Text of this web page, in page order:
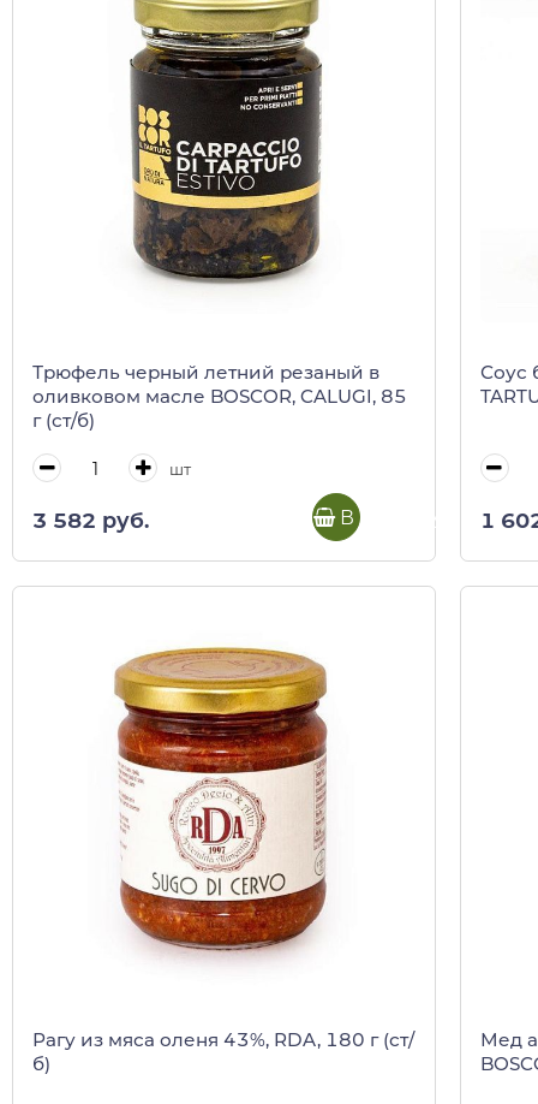
Трюфель черный летний резаный в
оливковом масле BOSCOR, CALUGI, 85
г (ст/б)
шт
3 582 руб. В корзину
Соус
1
Рагу из мяса оленя 43%, RDA, 180 г (ст/
б)
Мед